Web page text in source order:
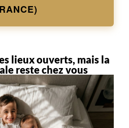
lieux ouverts, mais la
reste chez vous